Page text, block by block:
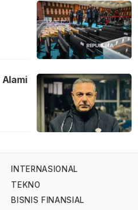
INTERNASIONAL
TEKNO
BISNIS FINANSIAL